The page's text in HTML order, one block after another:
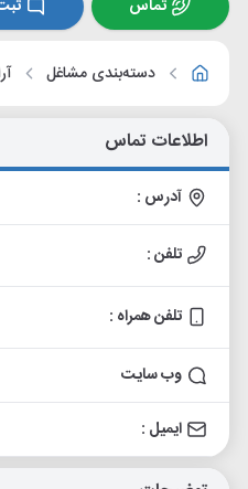
تماس
دسته‌بندی مشاغل
اطلاعات تماس
آدرس :
تلفن :
تلفن همراه :
وب سایت
ایمیل :